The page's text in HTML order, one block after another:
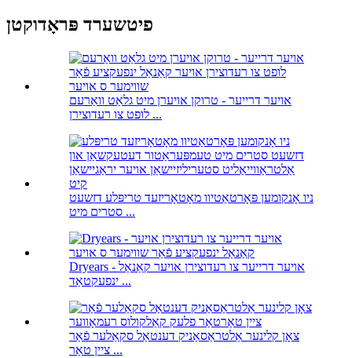
פיטשערד פּראָדוקטן
אויער דרייער - טרוקן אויערן מיט גלאַט וואַרעם
לופט צו רעדוצירן ...
ניו אָנקומען פּאָרטאַטיוו מאָטאָריזעד טריפּלע דזשעט
סטרים מיט ...
Dryears - אויער דרייער צו רעדוצירן אויער קאַנאַל
ינפעקטאַד ...
צאָן קלינער אַלטראַסאַניק דענטאַל סקאַלער פֿאַר
ציין טאַר ...